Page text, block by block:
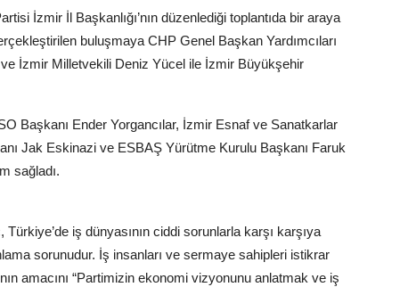
İzmir İl Başkanlığı’nın düzenlediği toplantıda bir araya
buluşmaya CHP Genel Başkan Yardımcıları
İzmir Milletvekili Deniz Yücel ile İzmir Büyükşehir
Başkanı Ender Yorgancılar, İzmir Esnaf ve Sanatkarlar
Jak Eskinazi ve ESBAŞ Yürütme Kurulu Başkanı Faruk
sağladı.
iş dünyasının ciddi sorunlarla karşı karşıya
sorunudur. İş insanları ve sermaye sahipleri istikrar
amacını “Partimizin ekonomi vizyonunu anlatmak ve iş